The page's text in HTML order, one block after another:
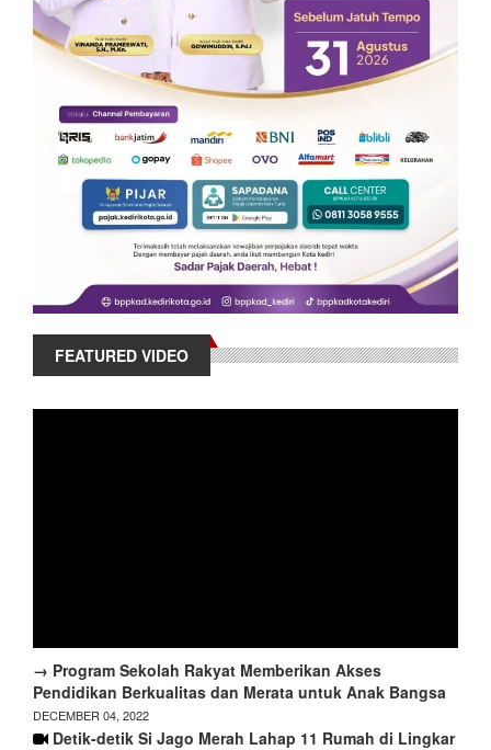
FEATURED VIDEO
→ Program Sekolah Rakyat Memberikan Akses
Pendidikan Berkualitas dan Merata untuk Anak Bangsa
DECEMBER 04, 2022
Detik-detik Si Jago Merah Lahap 11 Rumah di Lingkar